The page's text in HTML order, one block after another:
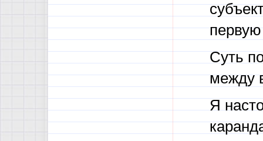
Суть
между
Я